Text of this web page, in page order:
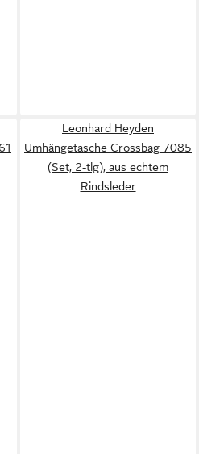
Leonhard Heyden
Umhängetasche Crossbag 7085
(Set, 2-tlg), aus echtem
Rindsleder